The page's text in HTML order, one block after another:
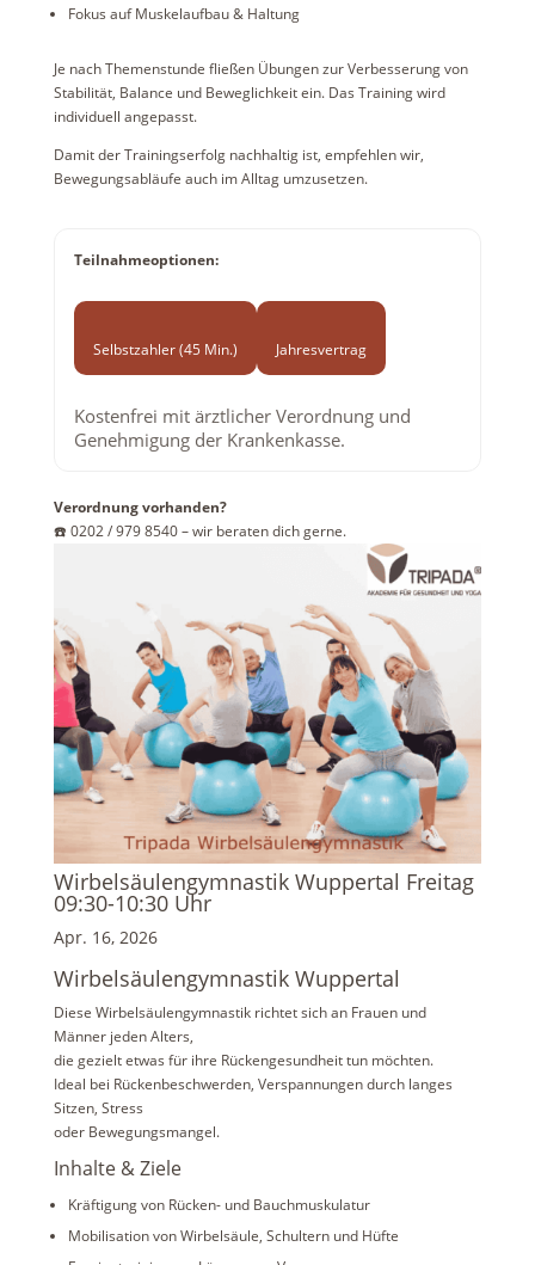
Fokus auf Muskelaufbau & Haltung
Je nach Themenstunde fließen Übungen zur Verbesserung von
Stabilität, Balance und Beweglichkeit ein. Das Training wird
individuell angepasst.
Damit der Trainingserfolg nachhaltig ist, empfehlen wir,
Bewegungsabläufe auch im Alltag umzusetzen.
Teilnahmeoptionen:
Selbstzahler (45 Min.) Jahresvertrag
Kostenfrei mit ärztlicher Verordnung und
Genehmigung der Krankenkasse.
Verordnung vorhanden?
☎️ 0202 / 979 8540 – wir beraten dich gerne.
Wirbelsäulengymnastik Wuppertal Freitag
09:30-10:30 Uhr
Apr. 16, 2026
Wirbelsäulengymnastik Wuppertal
Diese Wirbelsäulengymnastik richtet sich an Frauen und
Männer jeden Alters,
die gezielt etwas für ihre Rückengesundheit tun möchten.
Ideal bei Rückenbeschwerden, Verspannungen durch langes
Sitzen, Stress
oder Bewegungsmangel.
Inhalte & Ziele
Kräftigung von Rücken- und Bauchmuskulatur
Mobilisation von Wirbelsäule, Schultern und Hüfte